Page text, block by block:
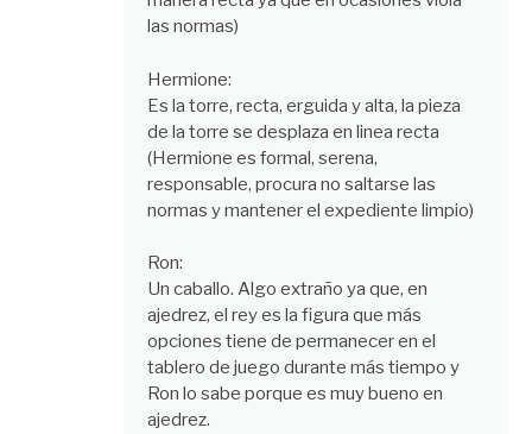
las normas)
Hermione:
Es la torre, recta, erguida y alta, la pieza
de la torre se desplaza en linea recta
(Hermione es formal, serena,
responsable, procura no saltarse las
normas y mantener el expediente limpio)
Ron:
Un caballo. Algo extraño ya que, en
ajedrez, el rey es la figura que más
opciones tiene de permanecer en el
tablero de juego durante más tiempo y
Ron lo sabe porque es muy bueno en
ajedrez.